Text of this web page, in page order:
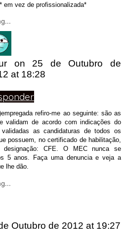
em vez de profissionalizada*
on 25 de Outubro de
at 18:28
refiro-me ao seguinte: são as
validam de acordo com indicações do
as candidaturas de todos os
possuem, no certificado de habilitação,
designação: CFE. O MEC nunca se
5 anos. Faça uma denuncia e veja a
lhe dão.
Outubro de 2012 at 19:27